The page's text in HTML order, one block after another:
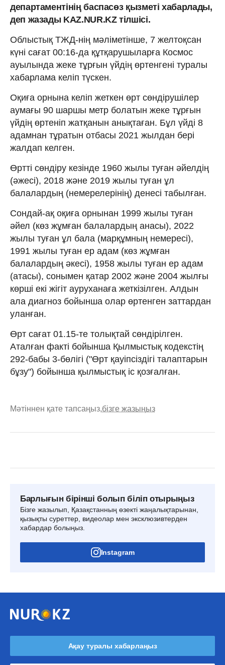
департаментінің баспасөз қызметі хабарлады,
деп жазады KAZ.NUR.KZ тілшісі.
Облыстық ТЖД-нің мәліметінше, 7 желтоқсан
күні сағат 00:16-да құтқарушыларға Космос
ауылында жеке тұрғын үйдің өртенгені туралы
хабарлама келіп түскен.
Оқиға орнына келіп жеткен өрт сөндірушілер
аумағы 90 шаршы метр болатын жеке тұрғын
үйдің өртеніп жатқанын анықтаған. Бұл үйді 8
адамнан тұратын отбасы 2021 жылдан бері
жалдап келген.
Өртті сөндіру кезінде 1960 жылы туған әйелдің
(әжесі), 2018 және 2019 жылы туған ұл
балалардың (немерелерінің) денесі табылған.
Сондай-ақ оқиға орнынан 1999 жылы туған
әйел (көз жұмған балалардың анасы), 2022
жылы туған ұл бала (марқұмның немересі),
1991 жылы туған ер адам (көз жұмған
балалардың әкесі), 1958 жылы туған ер адам
(атасы), сонымен қатар 2002 және 2004 жылғы
көрші екі жігіт ауруханаға жеткізілген. Алдын
ала диагноз бойынша олар өртенген заттардан
уланған.
Өрт сағат 01.15-те толықтай сөндірілген.
Аталған факті бойынша Қылмыстық кодекстің
292-бабы 3-бөлігі ("Өрт қауіпсіздігі талаптарын
бұзу") бойынша қылмыстық іс қозғалған.
Мәтіннен қате тапсаңыз,бізге жазыңыз
Барлығын бірінші болып біліп отырыңыз
Бізге жазылып, Қазақстанның өзекті жаңалықтарынан,
қызықты суреттер, видеолар мен эксклюзивтерден
хабардар болыңыз.
Instagram
Ақау туралы хабарлаңыз